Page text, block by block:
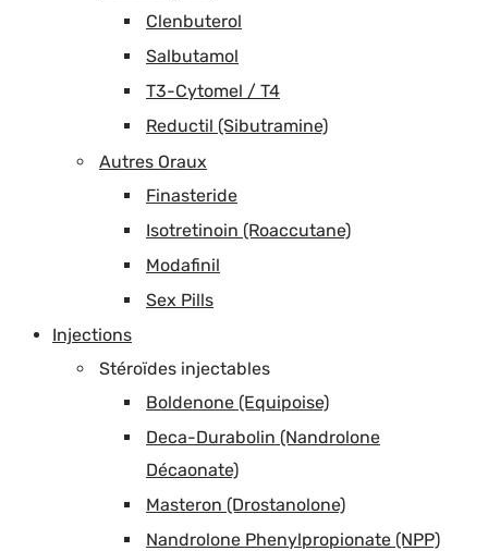
Clenbuterol
Salbutamol
T3-Cytomel / T4
Reductil (Sibutramine)
Autres Oraux
Finasteride
Isotretinoin (Roaccutane)
Modafinil
Sex Pills
Injections
Stéroïdes injectables
Boldenone (Equipoise)
Deca-Durabolin (Nandrolone
Décaonate)
Masteron (Drostanolone)
Nandrolone Phenylpropionate (NPP)